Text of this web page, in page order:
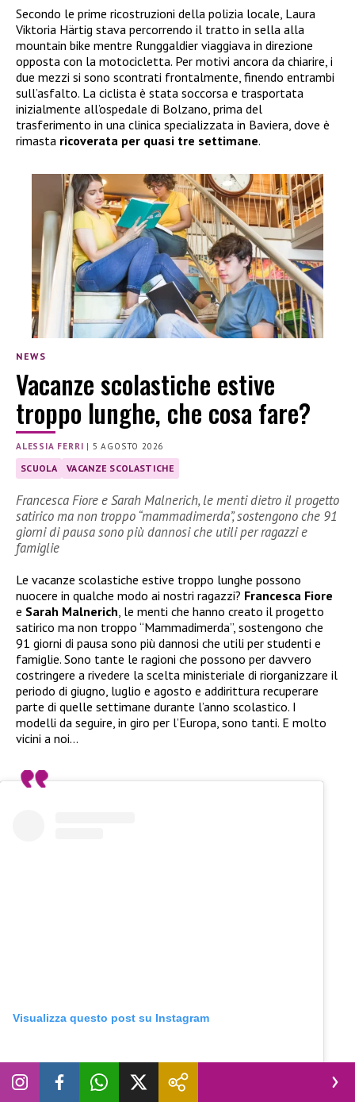
Secondo le prime ricostruzioni della polizia locale, Laura
Viktoria Härtig stava percorrendo il tratto in sella alla
mountain bike mentre Runggaldier viaggiava in direzione
opposta con la motocicletta. Per motivi ancora da chiarire, i
due mezzi si sono scontrati frontalmente, finendo entrambi
sull’asfalto. La ciclista è stata soccorsa e trasportata
inizialmente all’ospedale di Bolzano, prima del
trasferimento in una clinica specializzata in Baviera, dove è
rimasta ricoverata per quasi tre settimane.
NEWS
Vacanze scolastiche estive
troppo lunghe, che cosa fare?
ALESSIA FERRI | 5 AGOSTO 2026
SCUOLA VACANZE SCOLASTICHE
Francesca Fiore e Sarah Malnerich, le menti dietro il progetto
satirico ma non troppo “mammadimerda”, sostengono che 91
giorni di pausa sono più dannosi che utili per ragazzi e
famiglie
Le vacanze scolastiche estive troppo lunghe possono
nuocere in qualche modo ai nostri ragazzi? Francesca Fiore
e Sarah Malnerich , le menti che hanno creato il progetto
satirico ma non troppo “Mammadimerda”, sostengono che
91 giorni di pausa sono più dannosi che utili per studenti e
famiglie. Sono tante le ragioni che possono per davvero
costringere a rivedere la scelta ministeriale di riorganizzare il
periodo di giugno, luglio e agosto e addirittura recuperare
parte di quelle settimane durante l’anno scolastico. I
modelli da seguire, in giro per l’Europa, sono tanti. E molto
vicini a noi…
Visualizza questo post su Instagram